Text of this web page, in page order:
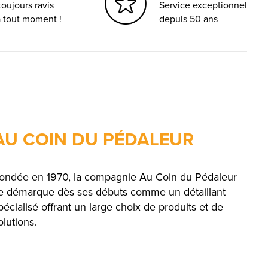
ravis
tout moment !
Service exceptionnel
depuis 50 ans
COIN DU PÉDALEUR
en 1970, la compagnie Au Coin du Pédaleur
démarque dès ses débuts comme un détaillant
offrant un large choix de produits et de